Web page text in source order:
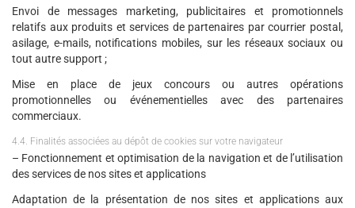
Envoi de messages marketing, publicitaires et promotionnels
relatifs aux produits et services de partenaires par courrier postal,
asilage, e-mails, notifications mobiles, sur les réseaux sociaux ou
tout autre support ;
Mise en place de jeux concours ou autres opérations
promotionnelles ou événementielles avec des partenaires
commerciaux.
4.4. Finalités associées au dépôt de cookies sur votre navigateur
– Fonctionnement et optimisation de la navigation et de l’utilisation
des services de nos sites et applications
Adaptation de la présentation de nos sites et applications aux